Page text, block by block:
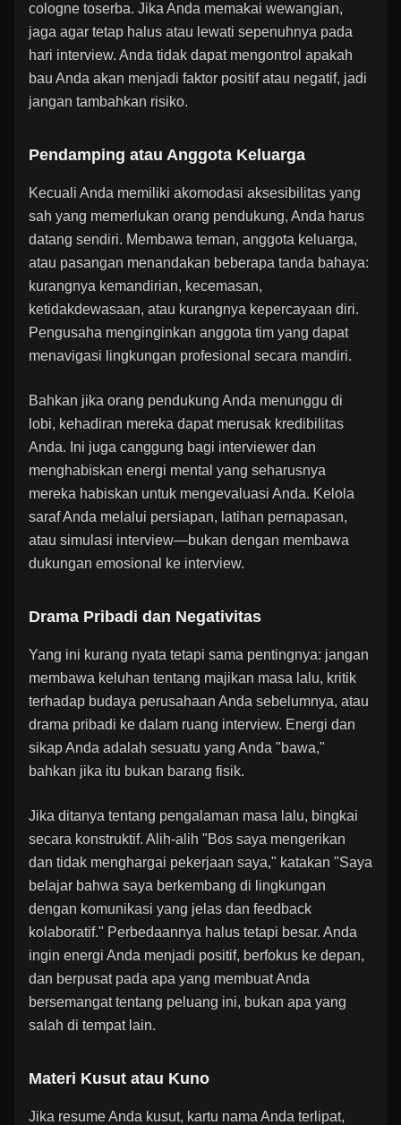
cologne toserba. Jika Anda memakai wewangian,
jaga agar tetap halus atau lewati sepenuhnya pada
hari interview. Anda tidak dapat mengontrol apakah
bau Anda akan menjadi faktor positif atau negatif, jadi
jangan tambahkan risiko.
Pendamping atau Anggota Keluarga
Kecuali Anda memiliki akomodasi aksesibilitas yang
sah yang memerlukan orang pendukung, Anda harus
datang sendiri. Membawa teman, anggota keluarga,
atau pasangan menandakan beberapa tanda bahaya:
kurangnya kemandirian, kecemasan,
ketidakdewasaan, atau kurangnya kepercayaan diri.
Pengusaha menginginkan anggota tim yang dapat
menavigasi lingkungan profesional secara mandiri.
Bahkan jika orang pendukung Anda menunggu di
lobi, kehadiran mereka dapat merusak kredibilitas
Anda. Ini juga canggung bagi interviewer dan
menghabiskan energi mental yang seharusnya
mereka habiskan untuk mengevaluasi Anda. Kelola
saraf Anda melalui persiapan, latihan pernapasan,
atau simulasi interview—bukan dengan membawa
dukungan emosional ke interview.
Drama Pribadi dan Negativitas
Yang ini kurang nyata tetapi sama pentingnya: jangan
membawa keluhan tentang majikan masa lalu, kritik
terhadap budaya perusahaan Anda sebelumnya, atau
drama pribadi ke dalam ruang interview. Energi dan
sikap Anda adalah sesuatu yang Anda "bawa,"
bahkan jika itu bukan barang fisik.
Jika ditanya tentang pengalaman masa lalu, bingkai
secara konstruktif. Alih-alih "Bos saya mengerikan
dan tidak menghargai pekerjaan saya," katakan "Saya
belajar bahwa saya berkembang di lingkungan
dengan komunikasi yang jelas dan feedback
kolaboratif." Perbedaannya halus tetapi besar. Anda
ingin energi Anda menjadi positif, berfokus ke depan,
dan berpusat pada apa yang membuat Anda
bersemangat tentang peluang ini, bukan apa yang
salah di tempat lain.
Materi Kusut atau Kuno
Jika resume Anda kusut, kartu nama Anda terlipat,